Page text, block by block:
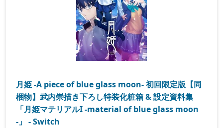
月姫 -A piece of blue glass moon- 初回限定版【同
梱物】武内崇描き下ろし特装化粧箱 & 設定資料集
「月姫マテリアルI -material of blue glass moon
-」 - Switch